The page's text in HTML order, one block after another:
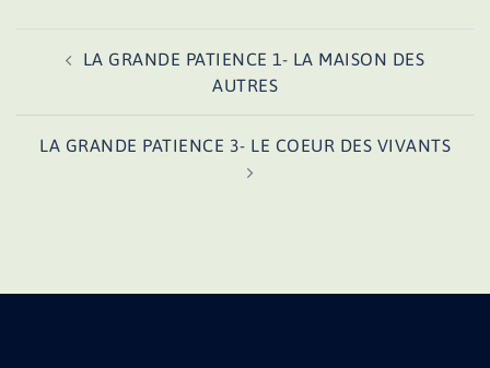
d’articleLA GRANDE PATIENCE 1- LA MAISON DES
AUTRES
LA GRANDE PATIENCE 3- LE COEUR DES VIVANTS